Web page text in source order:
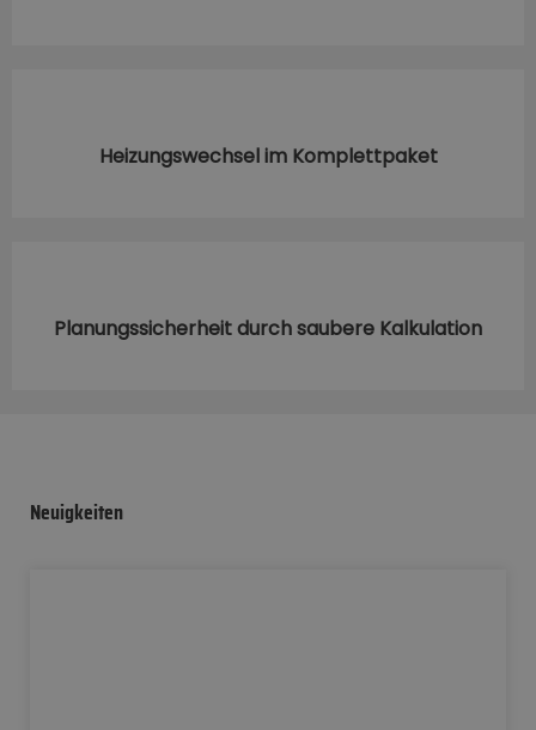
Heizungswechsel im Komplettpaket
Planungssicherheit durch saubere Kalkulation
Neuigkeiten